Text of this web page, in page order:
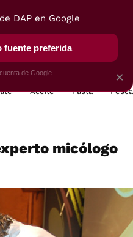
VEGUI
Aceite Pasta
micólogo
×
DAP en Google
fuente preferida
de Google